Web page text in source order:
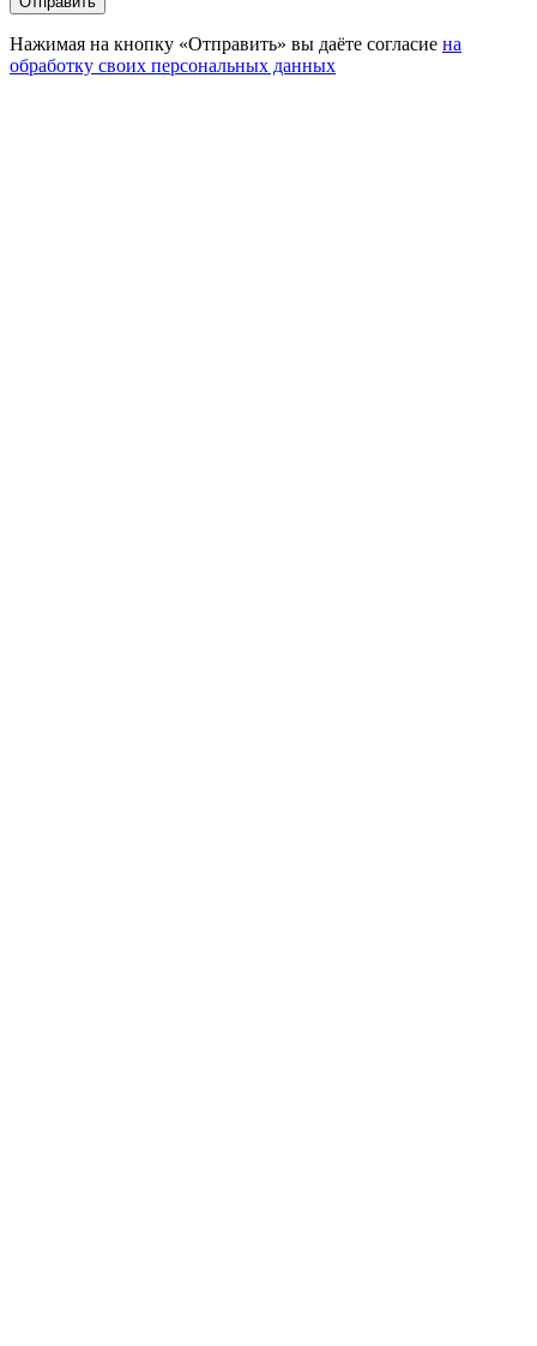
Нажимая на кнопку «Отправить» вы даёте согласие на
обработку своих персональных данных